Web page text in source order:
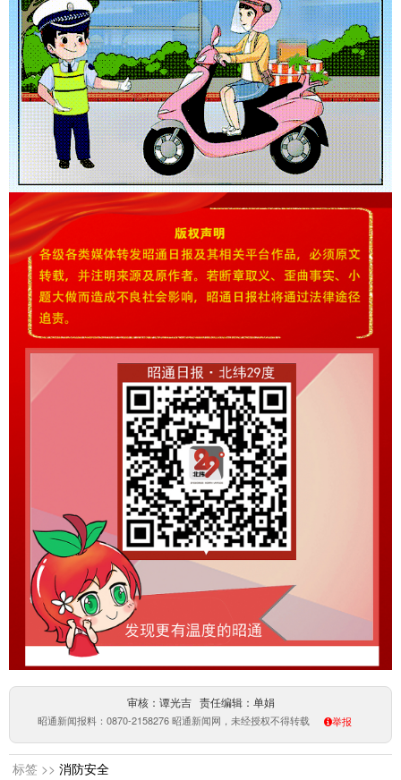
审核：谭光吉 责任编辑：单娟
昭通新闻报料：0870-2158276 昭通新闻网，未经授权不得转载 举报
标签 >> 消防安全